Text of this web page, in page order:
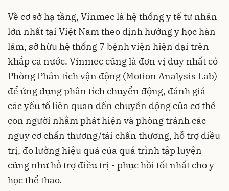
Về cơ sở hạ tầng, Vinmec là hệ thống y tế tư nhân
lớn nhất tại Việt Nam theo định hướng y học hàn
lâm, sở hữu hệ thống 7 bệnh viện hiện đại trên
khắp cả nước. Vinmec cũng là đơn vị duy nhất có
Phòng Phân tích vận động (Motion Analysis Lab)
để ứng dụng phân tích chuyển động, đánh giá
các yếu tố liên quan đến chuyển động của cơ thể
con người nhằm phát hiện và phòng tránh các
nguy cơ chấn thương/tái chấn thương, hỗ trợ điều
trị, đo lường hiệu quả của quá trình tập luyện
cũng như hỗ trợ điều trị - phục hồi tốt nhất cho y
học thể thao.